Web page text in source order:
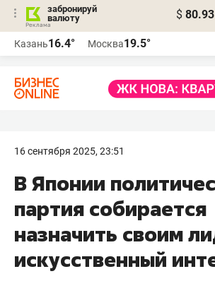
забронируй
валюту
$ 80.93
Казань16.4° Москва19.5°
16 сентября 2025, 23:51
В Японии
партия собирается
назначить своим
искусственный